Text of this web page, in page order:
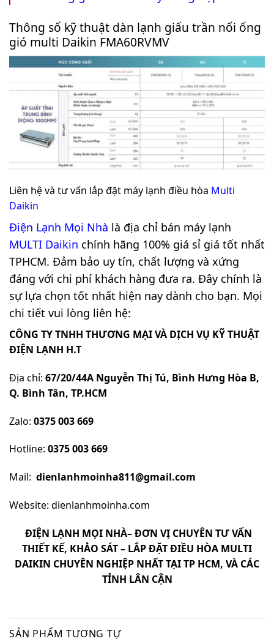
Thông số kỹ thuật dàn lạnh giấu trần nối ống
gió multi Daikin FMA60RVMV
Liên hệ và tư vấn lắp đặt máy lạnh điều hòa Multi
Daikin
Điện Lạnh Mọi Nhà là địa chỉ bán máy lạnh
MULTI Daikin chính hãng 100% giá sỉ giá tốt nhất
TPHCM. Đảm bảo uy tín, chất lượng và xứng
đáng với chi phí khách hàng đưa ra. Đây chính là
sự lựa chọn tốt nhất hiện nay dành cho bạn. Mọi
chi tiết vui lòng liên hệ:
CÔNG TY TNHH THƯƠNG MẠI VÀ DỊCH VỤ KỸ THUẬT
ĐIỆN LẠNH H.T
Địa chỉ: 67/20/44A Nguyễn Thị Tú, Bình Hưng Hòa B,
Q. Bình Tân, TP.HCM
Zalo: 0375 003 669
Hotline: 0375 003 669
Mail: dienlanhmoinha811@gmail.com
Website: dienlanhmoinha.com
ĐIỆN LẠNH MỌI NHÀ– ĐƠN VỊ CHUYÊN TƯ VẤN
THIẾT KẾ, KHẢO SÁT – LẮP ĐẶT ĐIỀU HÒA MULTI
DAIKIN CHUYÊN NGHIỆP NHẤT TẠI TP HCM, VÀ CÁC
TỈNH LÂN CẬN
SẢN PHẨM TƯƠNG TỰ